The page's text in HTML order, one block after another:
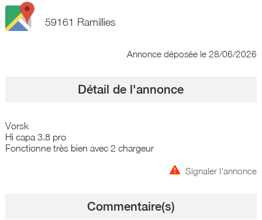
59161 Ramillies
Annonce déposée le 28/06/2026
Détail de l'annonce
Vorsk
Hi capa 3.8 pro
Fonctionne très bien avec 2 chargeur
Signaler l'annonce
Commentaire(s)